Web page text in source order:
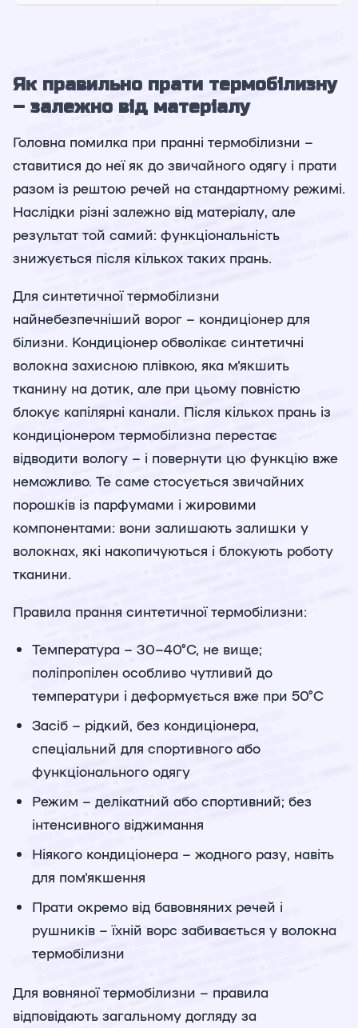
Як правильно прати термобілизну
– залежно від матеріалу
Головна помилка при пранні термобілизни –
ставитися до неї як до звичайного одягу і прати
разом із рештою речей на стандартному режимі.
Наслідки різні залежно від матеріалу, але
результат той самий: функціональність
знижується після кількох таких прань.
Для синтетичної термобілизни
найнебезпечніший ворог – кондиціонер для
білизни. Кондиціонер обволікає синтетичні
волокна захисною плівкою, яка м'якшить
тканину на дотик, але при цьому повністю
блокує капілярні канали. Після кількох прань із
кондиціонером термобілизна перестає
відводити вологу – і повернути цю функцію вже
неможливо. Те саме стосується звичайних
порошків із парфумами і жировими
компонентами: вони залишають залишки у
волокнах, які накопичуються і блокують роботу
тканини.
Правила прання синтетичної термобілизни:
Температура – 30–40°C, не вище;
поліпропілен особливо чутливий до
температури і деформується вже при 50°C
Засіб – рідкий, без кондиціонера,
спеціальний для спортивного або
функціонального одягу
Режим – делікатний або спортивний; без
інтенсивного віджимання
Ніякого кондиціонера – жодного разу, навіть
для пом'якшення
Прати окремо від бавовняних речей і
рушників – їхній ворс забивається у волокна
термобілизни
Для вовняної термобілизни – правила
відповідають загальному догляду за